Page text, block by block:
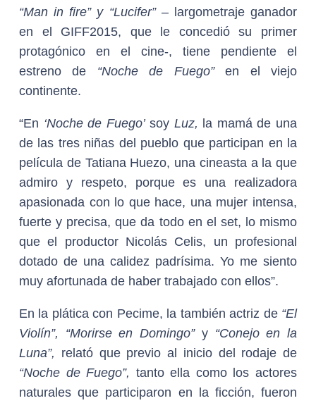
“Man in fire” y “Lucifer” –largometraje ganador
en el GIFF2015, que le concedió su primer
protagónico en el cine-, tiene pendiente el
estreno de “Noche de Fuego”en el viejo
continente.
“En ‘Noche de Fuego’soy Luz, la mamá de una
de las tres niñas del pueblo que participan en la
película de Tatiana Huezo, una cineasta a la que
admiro y respeto, porque es una realizadora
apasionada con lo que hace, una mujer intensa,
fuerte y precisa, que da todo en el set, lo mismo
que el productor Nicolás Celis, un profesional
dotado de una calidez padrísima. Yo me siento
muy afortunada de haber trabajado con ellos”.
En la plática con Pecime, la también actriz de “El
Violín”, “Morirse en Domingo” y “Conejo en la
Luna”, relató que previo al inicio del rodaje de
“Noche de Fuego”, tanto ella como los actores
naturales que participaron en la ficción, fueron